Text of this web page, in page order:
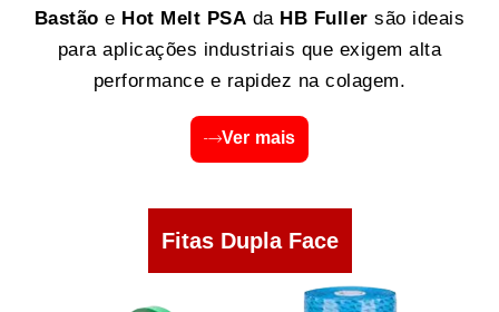
Bastão e Hot Melt PSA da HB Fuller são ideais
para aplicações industriais que exigem alta
performance e rapidez na colagem.
Ver mais
Fitas Dupla Face